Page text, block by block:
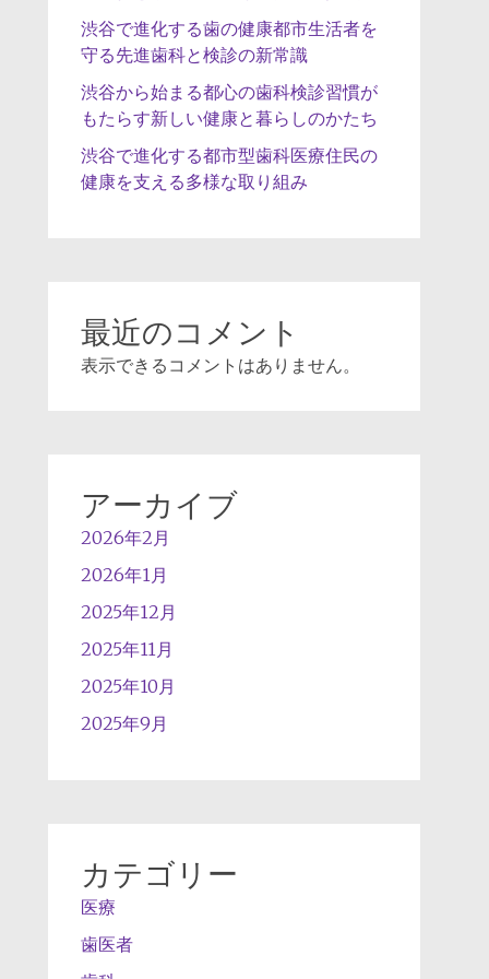
渋谷で進化する歯の健康都市生活者を
守る先進歯科と検診の新常識
渋谷から始まる都心の歯科検診習慣が
もたらす新しい健康と暮らしのかたち
渋谷で進化する都市型歯科医療住民の
健康を支える多様な取り組み
最近のコメント
表示できるコメントはありません。
アーカイブ
2026年2月
2026年1月
2025年12月
2025年11月
2025年10月
2025年9月
カテゴリー
医療
歯医者